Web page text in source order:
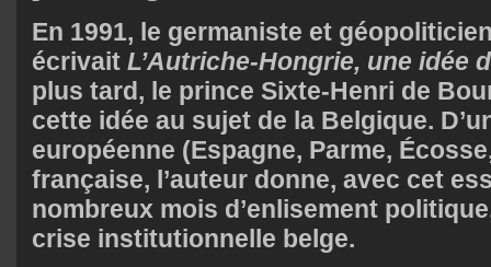
En 1991, le germaniste et
écrivait L’Autriche-Hongrie, une idée
plus tard, le prince Sixte-Henri de
cette idée au sujet de la Belgique.
européenne (Espagne, Parme,
française, l’auteur donne, avec cet
nombreux mois d’enlisement
crise institutionnelle belge.